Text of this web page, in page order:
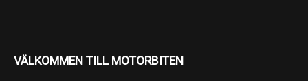
VÄLKOMMEN TILL MOTORBITEN